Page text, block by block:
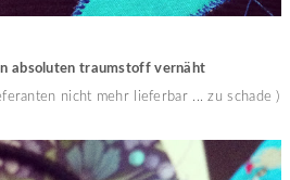
absoluten traumstoff vernäht
nicht mehr lieferbar ... zu schade )